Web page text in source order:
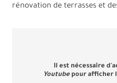
rénovation de terrasses et
Il est nécessaire
Youtube pour afficher